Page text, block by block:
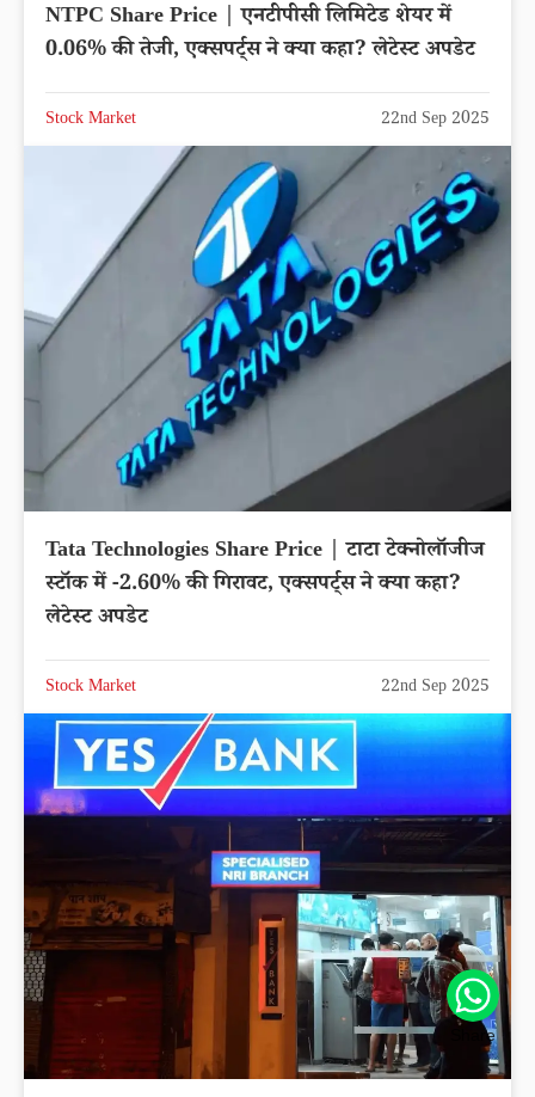
NTPC Share Price | एनटीपीसी लिमिटेड शेयर में
0.06% की तेजी, एक्सपर्ट्स ने क्या कहा? लेटेस्ट अपडेट
Stock Market 22nd Sep 2025
Tata Technologies Share Price | टाटा टेक्नोलॉजीज
स्टॉक में -2.60% की गिरावट, एक्सपर्ट्स ने क्या कहा?
लेटेस्ट अपडेट
Stock Market 22nd Sep 2025
Share